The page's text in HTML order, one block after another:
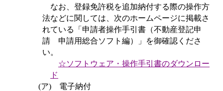
なお、登録免許税を追加納付する際の操作方
法などに関しては、次のホームページに掲載さ
れている「申請者操作手引書（不動産登記申
請 申請用総合ソフト編）」を御確認くださ
い。
☆ソフトウェア・操作手引書のダウンロー
ド
(ア) 電子納付